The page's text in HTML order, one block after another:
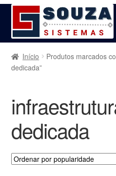
Pular
para
navegação
Pular
para
o
conteúdo
Home
Serviços
Produtos
Blog
Início
Produtos marcados
dedicada”
dedicada